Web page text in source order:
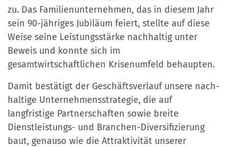
zu. Das Fami­lien­un­ter­nehmen, das in diesem Jahr
sein 90-jähriges Jubi­lä­um feiert, stellte auf diese
Weise seine Leis­tungs­stärke nach­hal­tig unter
Beweis und konn­te sich im
gesamtwirtschaftlichen Krisen­um­feld behaup­ten.
Damit bestätigt der Geschäftsverlauf unsere nach­
hal­tige Unter­nehmens­stra­tegie, die auf
langfristige Partnerschaften sowie breite
Dienstleistungs- und Branchen-Diver­si­fi­zie­rung
baut, genauso wie die Attraktivität unserer